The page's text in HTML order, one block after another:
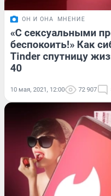
ОН И ОНА МНЕНИЕ
«С сексуальными
беспокоить!» Как
Tinder спутницу
40
10 мая, 2021, 12:00 72 907